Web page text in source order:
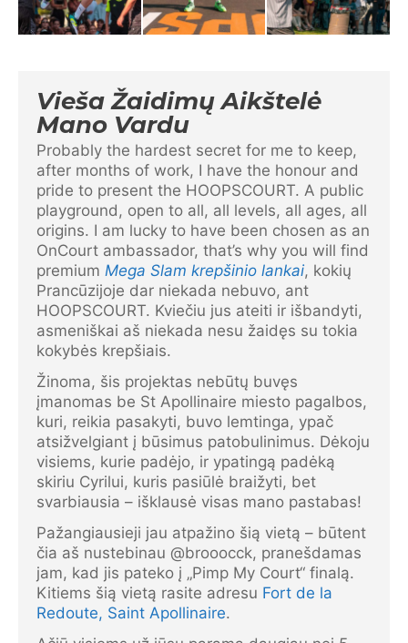
Vieša Žaidimų Aikštelė
Mano Vardu
Probably the hardest secret for me to keep,
after months of work, I have the honour and
pride to present the HOOPSCOURT. A public
playground, open to all, all levels, all ages, all
origins. I am lucky to have been chosen as an
OnCourt ambassador, that’s why you will find
premium Mega Slam krepšinio lankai, kokių
Prancūzijoje dar niekada nebuvo, ant
HOOPSCOURT. Kviečiu jus ateiti ir išbandyti,
asmeniškai aš niekada nesu žaidęs su tokia
kokybės krepšiais.
Žinoma, šis projektas nebūtų buvęs
įmanomas be St Apollinaire miesto pagalbos,
kuri, reikia pasakyti, buvo lemtinga, ypač
atsižvelgiant į būsimus patobulinimus. Dėkoju
visiems, kurie padėjo, ir ypatingą padėką
skiriu Cyrilui, kuris pasiūlė braižyti, bet
svarbiausia – išklausė visas mano pastabas!
Pažangiausieji jau atpažino šią vietą – būtent
čia aš nustebinau @brooocck, pranešdamas
jam, kad jis pateko į „Pimp My Court“ finalą.
Kitiems šią vietą rasite adresu Fort de la
Redoute, Saint Apollinaire.